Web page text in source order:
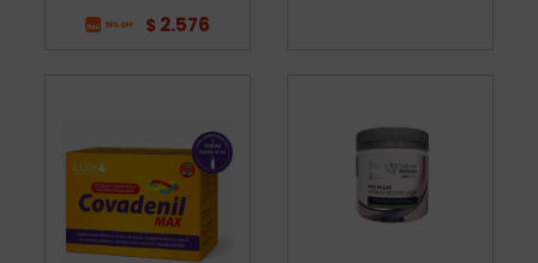
$ 2.576